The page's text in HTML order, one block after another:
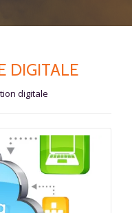
DIGITALE
digitale